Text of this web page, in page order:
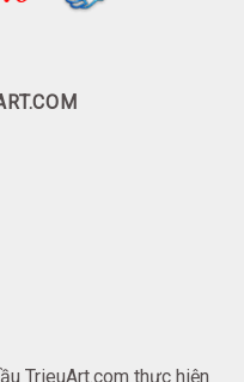
TrieuArt.com thực hiện